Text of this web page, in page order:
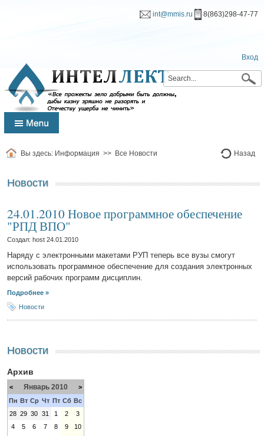
int@mmis.ru 8(863)298-47-77
Вход
Вы здесь: Информация >> Все Новости Назад
Новости
24.01.2010 Новое программное обеспечение
"РПД ВПО"
Создал: host 24.01.2010
Наряду с электронными макетами РУП теперь все вузы смогут
использовать программное обеспечение для создания электронных
версий рабочих программ дисциплин.
Подробнее »
Новости
Новости
Архив
< Январь 2010
>
Пн Вт Ср Чт Пт Сб Вс
28 29 30 31 1 2
3
4
5 6 7 8 9
10